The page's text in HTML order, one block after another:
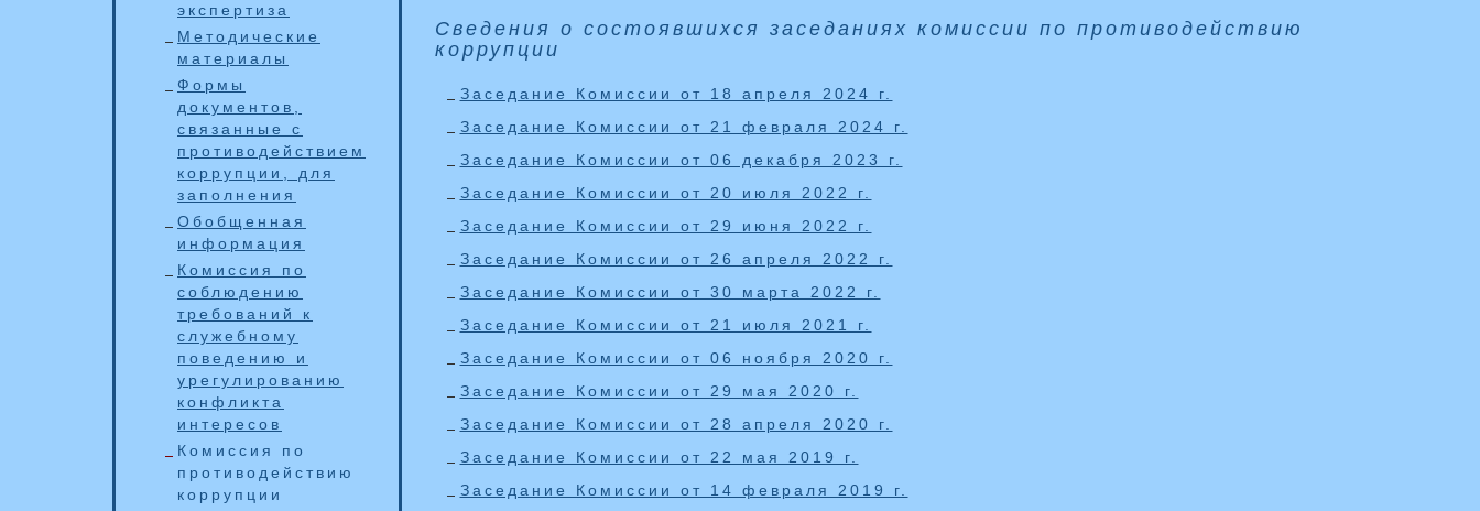
экспертиза
Методические
материалы
Формы
документов,
связанные с
противодействием
коррупции, для
заполнения
Обобщенная
информация
Комиссия по
соблюдению
требований к
служебному
поведению и
урегулированию
конфликта
интересов
Комиссия по
противодействию
коррупции
Сведения о состоявшихся заседаниях комиссии по противодействию
коррупции
Заседание Комиссии от 18 апреля 2024 г.
Заседание Комиссии от 21 февраля 2024 г.
Заседание Комиссии от 06 декабря 2023 г.
Заседание Комиссии от 20 июля 2022 г.
Заседание Комиссии от 29 июня 2022 г.
Заседание Комиссии от 26 апреля 2022 г.
Заседание Комиссии от 30 марта 2022 г.
Заседание Комиссии от 21 июля 2021 г.
Заседание Комиссии от 06 ноября 2020 г.
Заседание Комиссии от 29 мая 2020 г.
Заседание Комиссии от 28 апреля 2020 г.
Заседание Комиссии от 22 мая 2019 г.
Заседание Комиссии от 14 февраля 2019 г.